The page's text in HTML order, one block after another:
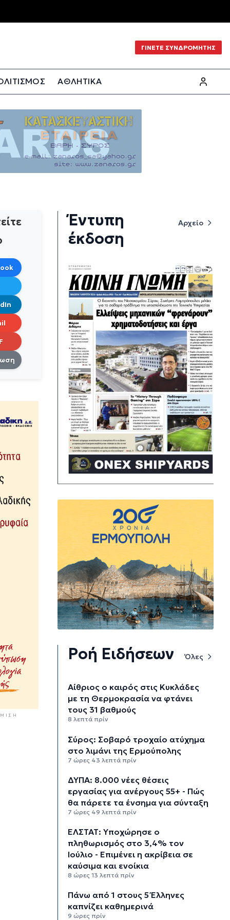
ΓΙΝΕΤΕ ΣΥΝΔΡΟΜΗΤΗΣ
ΑΘΛΗΤΙΚΑ
Έντυπη
έκδοση
Αρχείο
Ροή Ειδήσεων Όλες
Αίθριος ο καιρός στις Κυκλάδες
με τη Θερμοκρασία να φτάνει
τους 31 βαθμούς
8 λεπτά πρίν
Σύρος: Σοβαρό τροχαίο ατύχημα
στο λιμάνι της Ερμούπολης
7 ώρες 43 λεπτά πρίν
ΔΥΠΑ: 8.000 νέες θέσεις
εργασίας για ανέργους 55+ - Πώς
θα πάρετε τα ένσημα για σύνταξη
7 ώρες 49 λεπτά πρίν
ΕΛΣΤΑΤ: Υποχώρησε ο
πληθωρισμός στο 3,4% τον
Ιούλιο - Επιμένει η ακρίβεια σε
καύσιμα και ενοίκια
8 ώρες 13 λεπτά πρίν
Πάνω από 1 στους 5 Έλληνες
καπνίζει καθημερινά
9 ώρες πρίν